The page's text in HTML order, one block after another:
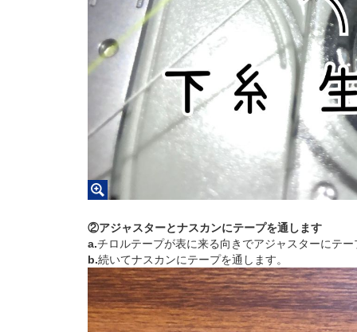
②アジャスターとナスカンにテープを通します
a.チロルテープが表に来る向きでアジャスターにテ
b.続いてナスカンにテープを通します。